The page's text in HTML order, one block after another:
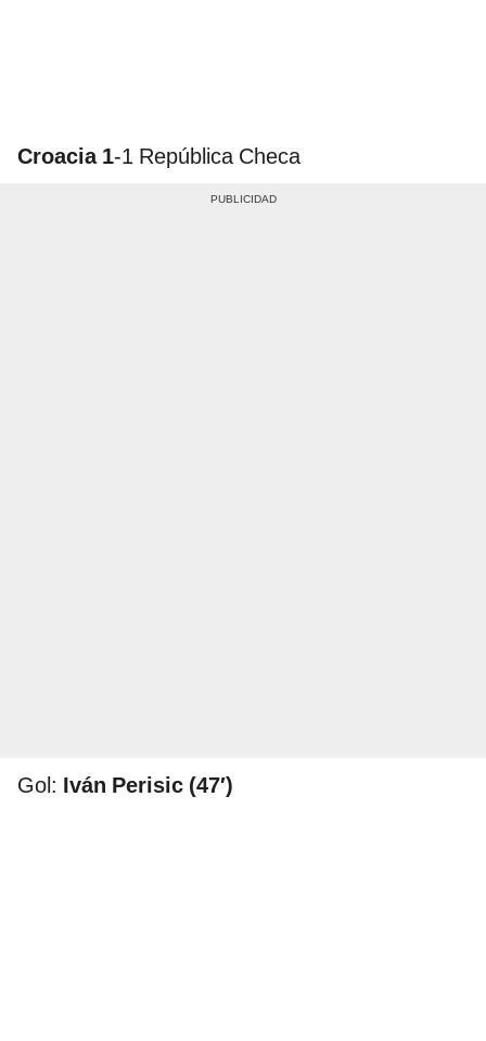
Croacia 1-1 República Checa
Gol: Iván Perisic (47′)